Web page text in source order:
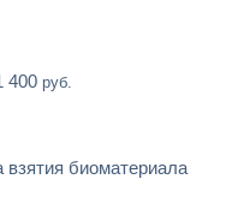
400 руб.
взятия биоматериала